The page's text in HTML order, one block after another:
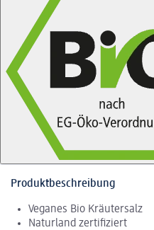
Produktbeschreibung
Veganes Bio Kräutersalz
Naturland zertifiziert